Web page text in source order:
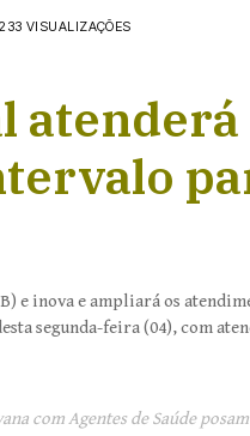
233 VISUALIZAÇÕES
atenderá
e inova e ampliará os
segunda-feira (04), com
com Agentes de Saúde